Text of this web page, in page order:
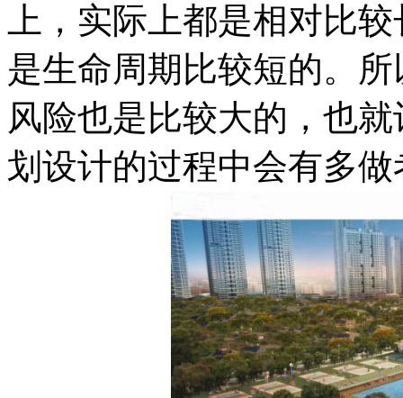
上，实际上都是相对比
是生命周期比较短的。
风险也是比较大的，也
划设计的过程中会有多